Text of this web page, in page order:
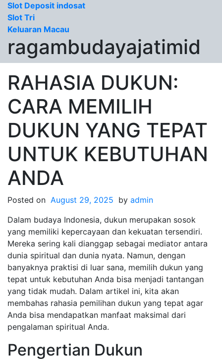
Slot Deposit indosat
Slot Tri
Keluaran Macau
ragambudayajatimid
RAHASIA DUKUN:
CARA MEMILIH
DUKUN YANG TEPAT
UNTUK KEBUTUHAN
ANDA
Posted on August 29, 2025 by admin
Dalam budaya Indonesia, dukun merupakan sosok
yang memiliki kepercayaan dan kekuatan tersendiri.
Mereka sering kali dianggap sebagai mediator antara
dunia spiritual dan dunia nyata. Namun, dengan
banyaknya praktisi di luar sana, memilih dukun yang
tepat untuk kebutuhan Anda bisa menjadi tantangan
yang tidak mudah. Dalam artikel ini, kita akan
membahas rahasia pemilihan dukun yang tepat agar
Anda bisa mendapatkan manfaat maksimal dari
pengalaman spiritual Anda.
Pengertian Dukun